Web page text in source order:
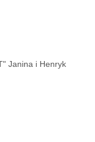
Janina i Henryk